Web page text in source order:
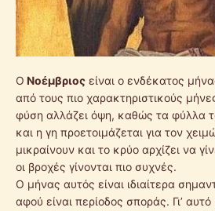
Ο Νοέμβριος είναι ο ενδέκατος
από τους πιο χαρακτηριστικούς
φύση αλλάζει όψη, καθώς τα φύλλα
και η γη προετοιμάζεται για τον
μικραίνουν και το κρύο αρχίζει να
οι βροχές γίνονται πιο συχνές.
Ο μήνας αυτός είναι ιδιαίτερα
αφού είναι περίοδος σποράς. Γι’